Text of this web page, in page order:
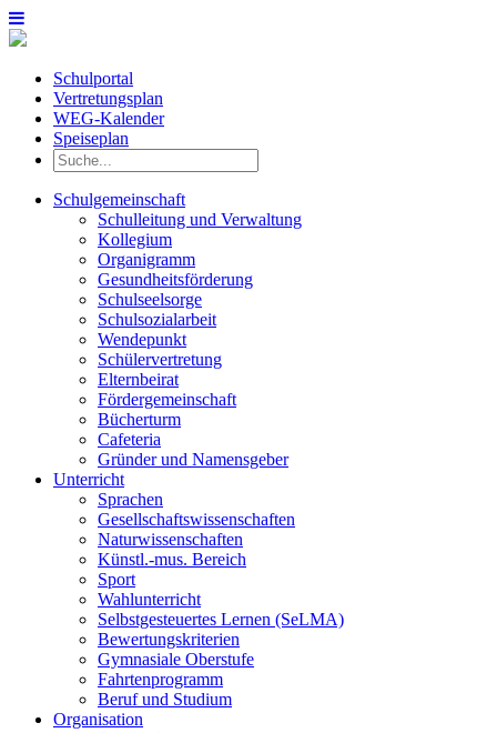
Schulportal
Vertretungsplan
WEG-Kalender
Speiseplan
Schulgemeinschaft
Schulleitung und Verwaltung
Kollegium
Organigramm
Gesundheitsförderung
Schulseelsorge
Schulsozialarbeit
Wendepunkt
Schülervertretung
Elternbeirat
Fördergemeinschaft
Bücherturm
Cafeteria
Gründer und Namensgeber
Unterricht
Sprachen
Gesellschaftswissenschaften
Naturwissenschaften
Künstl.-mus. Bereich
Sport
Wahlunterricht
Selbstgesteuertes Lernen (SeLMA)
Bewertungskriterien
Gymnasiale Oberstufe
Fahrtenprogramm
Beruf und Studium
Organisation